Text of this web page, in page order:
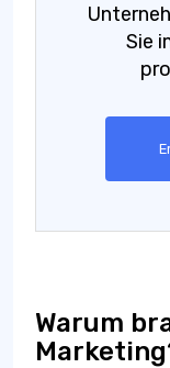
Sie
Warum